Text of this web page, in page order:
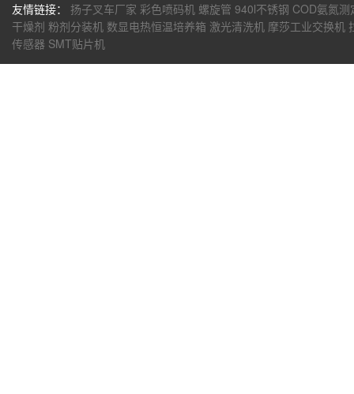
友情链接： 扬子叉车厂家 彩色喷码机 螺旋管 940l不锈钢 COD氨氮测
干燥剂 粉剂分装机 数显电热恒温培养箱 激光清洗机 摩莎工业交换机
传感器 SMT贴片机